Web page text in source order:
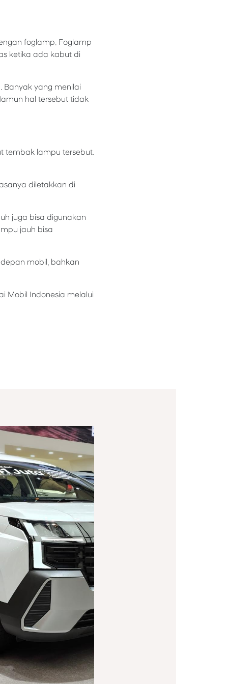
foglamp. Foglamp
ketika ada kabut di
yang menilai
hal tersebut tidak
tembak lampu tersebut.
diletakkan di
juga bisa digunakan
jauh bisa
mobil, bahkan
Mobil Indonesia melalui